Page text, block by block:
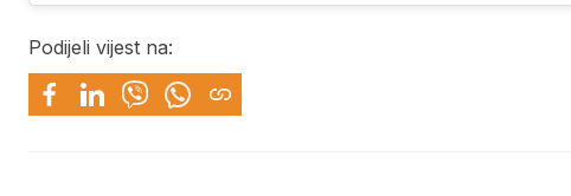
Podijeli vijest na: